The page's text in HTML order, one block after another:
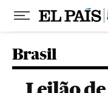
Pular para o conteúdo
Brasil